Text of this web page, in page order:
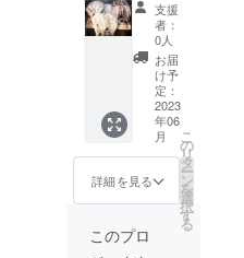
ジして
頂きや
すいか
と思い
ますが
今回の
リター
ン発送
は5〜6
してお
ります
時期に1
農園
栽培中
無農
薬 紫
もち
麦 ３
００
ｇ １
丁 油
揚げ３
んも２
コ し
です）
マグロ
付け１
パッ
ク マ
グロの
頬肉
（唐揚
げ用）
１パッ
ク ※上
に送ら
フォー
ムさん
より う
ずら6
パッ
ク
燻製玉
子 1
パック
白米
ら 三
美きの
る新鮮
な食材
をお届
け致し
ます！
雪あか
りさん
とゆず
豚より
雪あか
り 豚
丼セッ
ト
（200g
支援
者：
0人
お届
け予
定：
2023
年06
月
詳細を見る
こ
の
リ
タ
ー
ン
を
選
択
す
る
このプロ